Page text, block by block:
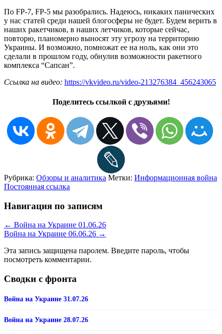
По FP-7, FP-5 мы разобрались. Надеюсь, никаких панических
у нас статей среди нашей блогосферы не будет. Будем верить в
наших ракетчиков, в наших летчиков, которые сейчас,
повторю, планомерно выносят эту угрозу на территорию
Украины. И возможно, помножат ее на ноль, как они это
сделали в прошлом году, обнулив возможности ракетного
комплекса “Сапсан”.
Ссылка на видео: https://vkvideo.ru/video-213276384_456243065
Поделитесь ссылкой с друзьями!
Рубрика: Обзоры и аналитика Метки: Информационная война
Постоянная ссылка
Навигация по записям
← Война на Украине 01.06.26
Война на Украине 06.06.26 →
Эта запись защищена паролем. Введите пароль, чтобы
посмотреть комментарии.
Сводки с фронта
Война на Украине 31.07.26
Война на Украине 28.07.26